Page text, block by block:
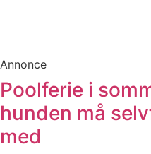
Annonce
Poolferie i
hunden må
med